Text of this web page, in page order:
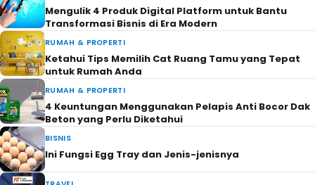
Mengulik 4 Produk Digital Platform untuk Bantu
Transformasi Bisnis di Era Modern
RUMAH & PROPERTI
Ketahui Tips Memilih Cat Ruang Tamu yang Tepat
untuk Rumah Anda
RUMAH & PROPERTI
4 Keuntungan Menggunakan Pelapis Anti Bocor Dak
Beton yang Perlu Diketahui
BISNIS
Ini Fungsi Egg Tray dan Jenis-jenisnya